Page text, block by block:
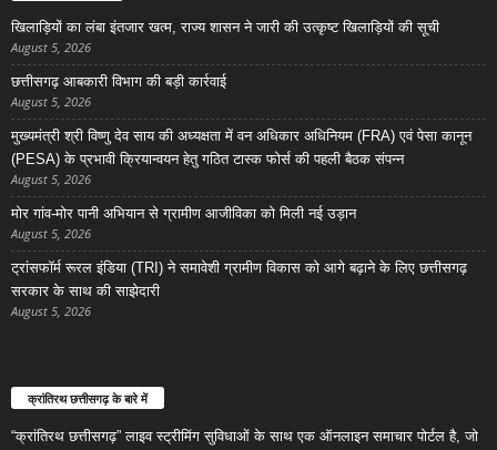
खिलाड़ियों का लंबा इंतजार खत्म, राज्य शासन ने जारी की उत्कृष्ट खिलाड़ियों की सूची
August 5, 2026
छत्तीसगढ़ आबकारी विभाग की बड़ी कार्रवाई
August 5, 2026
मुख्यमंत्री श्री विष्णु देव साय की अध्यक्षता में वन अधिकार अधिनियम (FRA) एवं पेसा कानून
(PESA) के प्रभावी क्रियान्वयन हेतु गठित टास्क फोर्स की पहली बैठक संपन्न
August 5, 2026
मोर गांव-मोर पानी अभियान से ग्रामीण आजीविका को मिली नई उड़ान
August 5, 2026
ट्रांसफॉर्म रूरल इंडिया (TRI) ने समावेशी ग्रामीण विकास को आगे बढ़ाने के लिए छत्तीसगढ़
सरकार के साथ की साझेदारी
August 5, 2026
क्रांतिरथ छत्तीसगढ़ के बारे में
“क्रांतिरथ छत्तीसगढ़” लाइव स्ट्रीमिंग सुविधाओं के साथ एक ऑनलाइन समाचार पोर्टल है, जो